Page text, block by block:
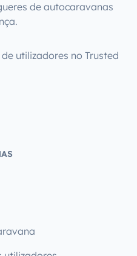
de autocaravanas
utilizadores no Trusted